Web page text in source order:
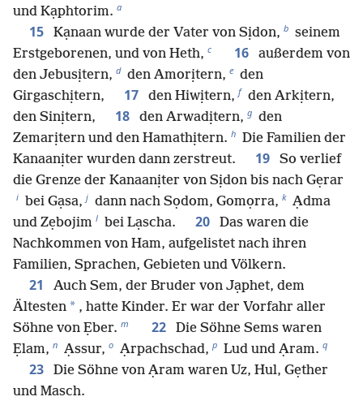
und Kạphtorim. a
15 Kạnaan wurde der Vater von Sịdon, b seinem
Erstgeborenen, und von Heth, c 16
außerdem von
den Jebusịtern, d den Amorịtern, e den
Girgaschịtern,
17 den Hiwịtern, f den Arkịtern,
den Sinịtern,
18 den Arwadịtern, g den
Zemarịtern und den Hamathịtern. h Die Familien der
Kanaanịter wurden dann zerstreut.
19
So verlief
die Grenze der Kanaanịter von Sịdon bis nach Gẹrar
i bei Gạsa, j dann nach Sọdom, Gomọrra, k Ạdma
und Zẹbojim l bei Lạscha. 20
Das waren die
Nachkommen von Ham, aufgelistet nach ihren
Familien, Sprachen, Gebieten und Völkern.
21
Auch Sem, der Bruder von Jạphet, dem
Ältesten * , hatte Kinder. Er war der Vorfahr aller
Söhne von Ẹber. m 22
Die Söhne Sems waren
Ẹlam, n Ạssur, o Ạrpachschad, p Lud und Ạram. q
23
Die Söhne von Ạram waren Uz, Hul, Gẹther
und Masch.